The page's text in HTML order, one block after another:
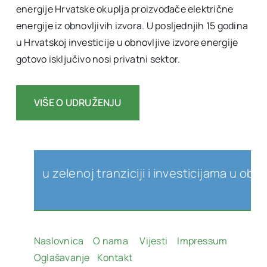
energije Hrvatske okuplja proizvođače električne
energije iz obnovljivih izvora. U posljednjih 15 godina
u Hrvatskoj investicije u obnovljive izvore energije
gotovo isključivo nosi privatni sektor.
VIŠE O UDRUŽENJU
u zelenoj tranziciji i investicijama u
Naslovnica O nama Vijesti
Impressum
Oglašavanje
Kontakt